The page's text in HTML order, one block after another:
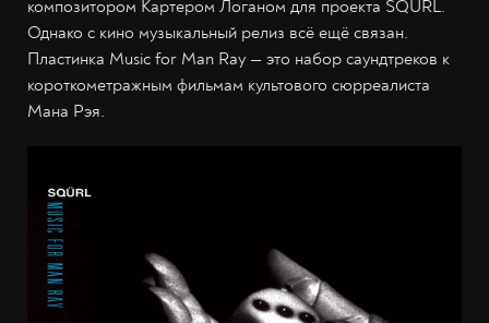
композитором Картером Логаном для проекта SQÜRL.
Однако с кино музыкальный релиз всё ещё связан.
Пластинка Music for Man Ray — это набор саундтреков к
короткометражным фильмам культового сюрреалиста
Мана Рэя.